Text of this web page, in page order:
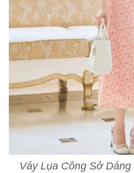
Váy Lụa Công Sở